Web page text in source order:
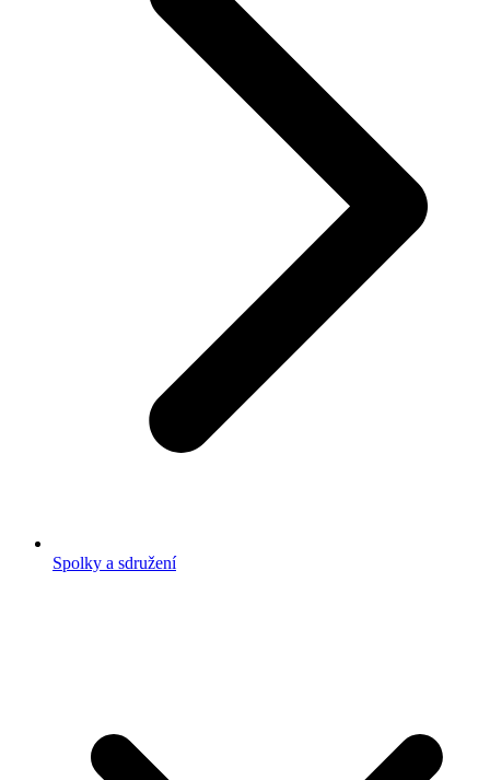
Spolky a sdružení